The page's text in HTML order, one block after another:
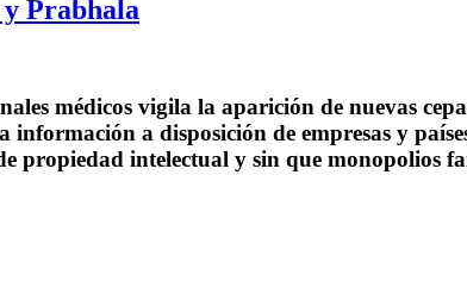
Prabhala
médicos vigila la aparición de nuevas
a disposición de empresas y
propiedad intelectual y sin que monopolios